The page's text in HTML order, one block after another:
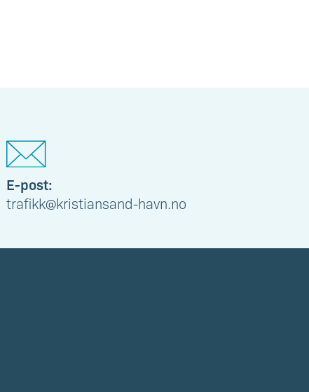
E-post:
trafikk@kristiansand-havn.no